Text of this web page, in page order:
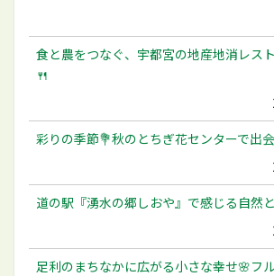
食と農をつなぐ、宇都宮の地産地消レス
🍴
彩りの季節💐秋のとちぎ花センターで出
道の駅『湧水の郷しおや』で感じる自然
足利のまちなかに広がる小さな幸せ🌸フ